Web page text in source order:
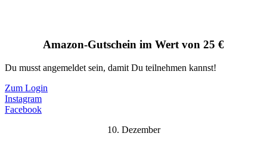
Amazon-Gutschein im Wert von 25 €
Du musst angemeldet sein, damit Du teilnehmen kannst!
Zum Login
Instagram
Facebook
10. Dezember